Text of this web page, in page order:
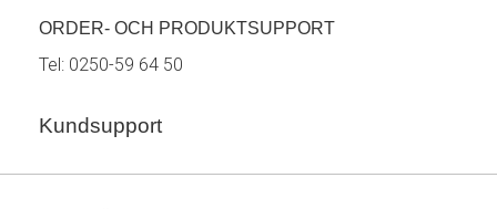
ORDER- OCH PRODUKTSUPPORT
Tel: 0250-59 64 50
Kundsupport